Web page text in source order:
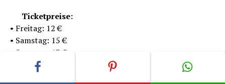
Ticketpreise:
• Freitag: 12 €
• Samstag: 15 €
• Sonntag: 13 €
• Wochenendticket: 33 € (Zugang an allen 3 Tagen)
• Freitag & Samstag: 25 €